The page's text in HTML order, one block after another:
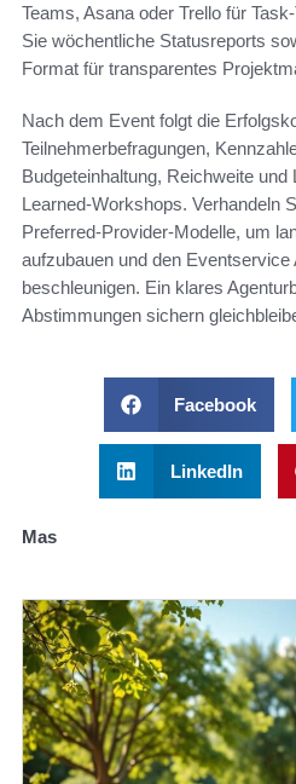
Teams, Asana oder Trello für
Sie wöchentliche Statusreports
Format für transparentes
Nach dem Event folgt die
Teilnehmerbefragungen,
Budgeteinhaltung, Reichweite
Learned-Workshops. Verhandeln
Preferred-Provider-Modelle, um
aufzubauen und den
beschleunigen. Ein klares
Abstimmungen sichern
Facebook
LinkedIn
Mas